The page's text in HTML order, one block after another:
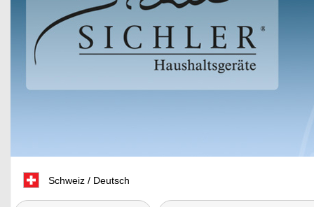
Schweiz / Deutsch